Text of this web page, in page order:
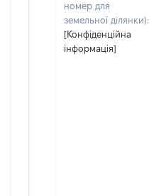
номер для
земельної ділянки):
[Конфіденційна
інформація]